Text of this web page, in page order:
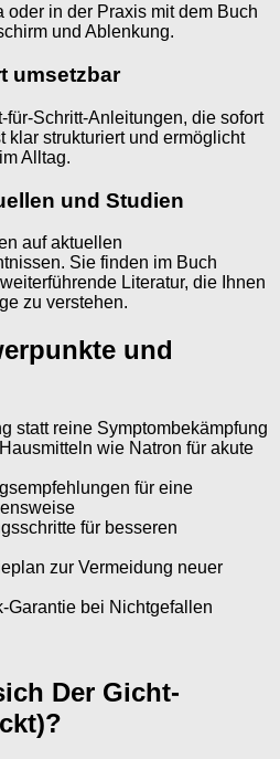
oder in der Praxis mit dem Buch
und Ablenkung.
umsetzbar
für-Schritt-Anleitungen, die sofort
klar strukturiert und ermöglicht
Alltag.
und Studien
auf aktuellen
Sie finden im Buch
Literatur, die Ihnen
zu verstehen.
und
statt reine Symptombekämpfung
wie Natron für akute
für eine
für besseren
zur Vermeidung neuer
Garantie bei Nichtgefallen
Der Gicht-